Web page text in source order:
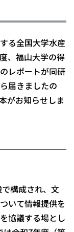
る全国大学水産
、福山大学の得
レポートが同研
届きましたの
がお知らせしま
構成され、文
いて情報提供を
協議する場とし